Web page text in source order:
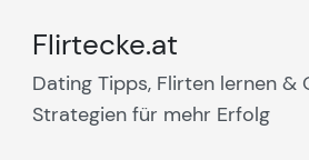
Flirtecke.at
Dating Tipps, Flirten lernen &
Strategien für mehr Erfolg